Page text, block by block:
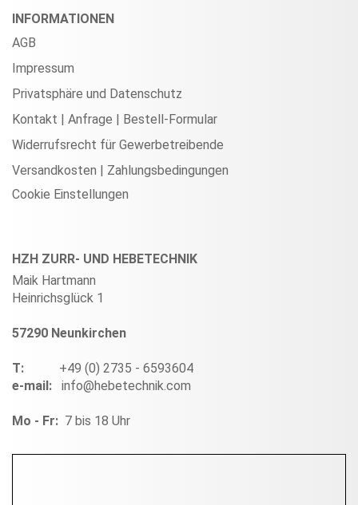
INFORMATIONEN
AGB
Impressum
Privatsphäre und Datenschutz
Kontakt | Anfrage | Bestell-Formular
Widerrufsrecht für Gewerbetreibende
Versandkosten | Zahlungsbedingungen
Cookie Einstellungen
HZH ZURR- UND HEBETECHNIK
Maik Hartmann
Heinrichsglück 1
57290 Neunkirchen
T: +49 (0) 2735 - 6593604
e-mail: info@hebetechnik.com
Mo - Fr: 7 bis 18 Uhr